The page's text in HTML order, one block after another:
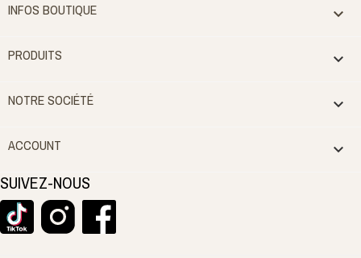
INFOS BOUTIQUE 
PRODUITS 
NOTRE SOCIÉTÉ 
ACCOUNT 
SUIVEZ-NOUS